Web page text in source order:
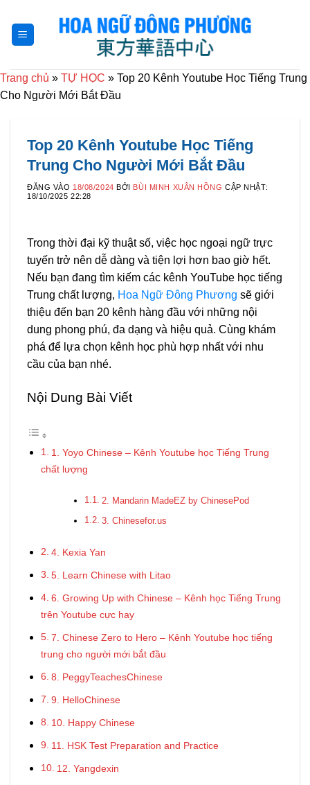
qua
nội
Trang chủ » TỰ HỌC » Top 20 Kênh Youtube Học Tiếng Trung
Cho Người Mới Bắt Đầu
Top 20 Kênh Youtube Học Tiếng
Trung Cho Người Mới Bắt Đầu
ĐĂNG VÀO 18/08/2024 BỞI BÙI MINH XUÂN HỒNG CẬP NHẬT:
18/10/2025 22:28
Trong thời đại kỹ thuật số, việc học ngoại ngữ trực
tuyến trở nên dễ dàng và tiện lợi hơn bao giờ hết.
Nếu bạn đang tìm kiếm các kênh YouTube học tiếng
Trung chất lượng, Hoa Ngữ Đông Phương sẽ giới
thiệu đến bạn 20 kênh hàng đầu với những nội
dung phong phú, đa dạng và hiệu quả. Cùng khám
phá để lựa chọn kênh học phù hợp nhất với nhu
cầu của bạn nhé.
Nội Dung Bài Viết
1. Yoyo Chinese – Kênh Youtube học Tiếng Trung
chất lượng
2. Mandarin MadeEZ by ChinesePod
3. Chinesefor.us
4. Kexia Yan
5. Learn Chinese with Litao
6. Growing Up with Chinese – Kênh học Tiếng Trung
trên Youtube cực hay
7. Chinese Zero to Hero – Kênh Youtube học tiếng
trung cho người mới bắt đầu
8. PeggyTeachesChinese
9. HelloChinese
10. Happy Chinese
11. HSK Test Preparation and Practice
12. Yangdexin